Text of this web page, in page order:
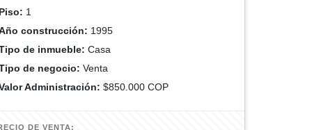
1
construcción: 1995
de inmueble: Casa
de negocio: Venta
Administración: $850.000 COP
DE VENTA: